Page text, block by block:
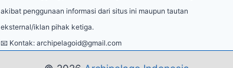
akibat penggunaan informasi dari situs ini maupun tautan
eksternal/iklan pihak ketiga.
📧 Kontak: archipelagoid@gmail.com